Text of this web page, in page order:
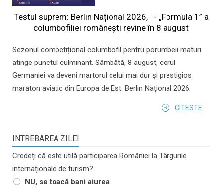
Testul suprem: Berlin Național 2026, - „Formula 1” a
columbofiliei româneşti revine în 8 august
Sezonul competițional columbofil pentru porumbeii maturi
atinge punctul culminant. Sâmbătă, 8 august, cerul
Germaniei va deveni martorul celui mai dur și prestigios
maraton aviatic din Europa de Est: Berlin Național 2026.
CITESTE
INTREBAREA ZILEI
Credeți că este utilă participarea României la Târgurile
internaționale de turism?
NU, se toacă bani aiurea